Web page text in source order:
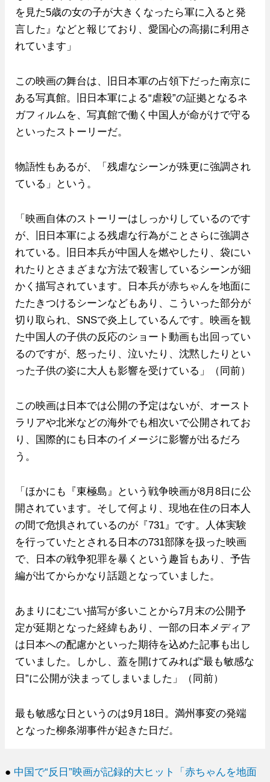
を見た5歳の女の子が大きくなったら軍に入ると発
言した』などと報じており、愛国心の高揚に利用さ
れています」
この映画の舞台は、旧日本軍の占領下だった南京に
ある写真館。旧日本軍による“虐殺”の証拠となるネ
ガフィルムを、写真館で働く中国人が命がけで守る
といったストーリーだ。
物語性もあるが、「残虐なシーンが殊更に強調され
ている」という。
「映画自体のストーリーはしっかりしているのです
が、旧日本軍による残虐な行為がことさらに強調さ
れている。旧日本兵が中国人を燃やしたり、袋にい
れたりとさまざまな方法で殺害しているシーンが細
かく描写されています。日本兵が赤ちゃんを地面に
たたきつけるシーンなどもあり、こういった部分が
切り取られ、SNSで炎上しているんです。映画を観
た中国人の子供の反応のショート動画も出回ってい
るのですが、怒ったり、泣いたり、沈黙したりとい
った子供の姿に大人も影響を受けている」（同前）
この映画は日本では公開の予定はないが、オースト
ラリアや北米などの海外でも相次いで公開されてお
り、国際的にも日本のイメージに影響が出るだろ
う。
「ほかにも『東極島』という戦争映画が8月8日に公
開されています。そして何より、現地在住の日本人
の間で危惧されているのが『731』です。人体実験
を行っていたとされる日本の731部隊を扱った映画
で、日本の戦争犯罪を暴くという趣旨もあり、予告
編が出てからかなり話題となっていました。
あまりにむごい描写が多いことから7月末の公開予
定が延期となった経緯もあり、一部の日本メディア
は日本への配慮かといった期待を込めた記事も出し
ていました。しかし、蓋を開けてみれば“最も敏感な
日”に公開が決まってしまいました」（同前）
最も敏感な日というのは9月18日。満州事変の発端
となった柳条湖事件が起きた日だ。
● 中国で“反日”映画が記録的大ヒット「赤ちゃんを地面